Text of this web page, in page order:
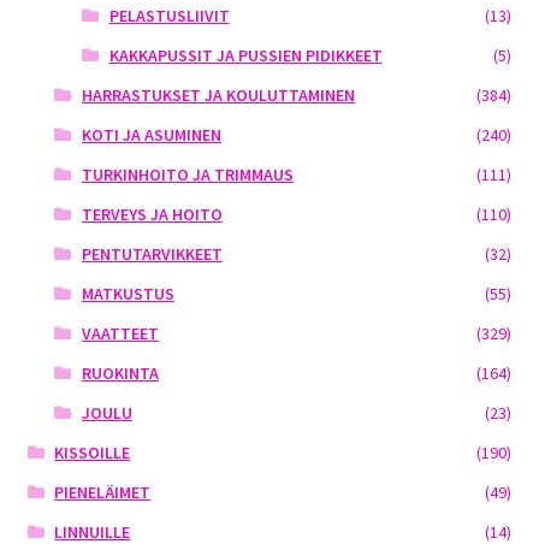
PELASTUSLIIVIT
(13)
KAKKAPUSSIT JA PUSSIEN PIDIKKEET
(5)
HARRASTUKSET JA KOULUTTAMINEN
(384)
KOTI JA ASUMINEN
(240)
TURKINHOITO JA TRIMMAUS
(111)
TERVEYS JA HOITO
(110)
PENTUTARVIKKEET
(32)
MATKUSTUS
(55)
VAATTEET
(329)
RUOKINTA
(164)
JOULU
(23)
KISSOILLE
(190)
PIENELÄIMET
(49)
LINNUILLE
(14)